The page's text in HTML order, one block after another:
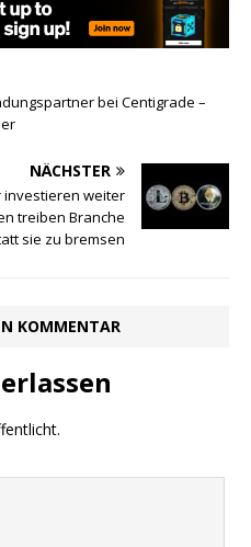
bei Centigrade –
NÄCHSTER
weiter
treiben Branche
sie zu bremsen
KOMMENTAR